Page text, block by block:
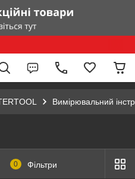
Вимірювальний
0 Фільтри